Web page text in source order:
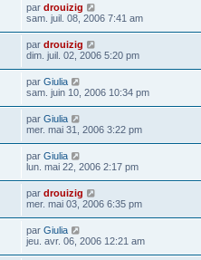
par drouizig
sam. juil. 08, 2006 7:41 am
par drouizig
dim. juil. 02, 2006 5:20 pm
par Giulia
sam. juin 10, 2006 10:34 pm
par Giulia
mer. mai 31, 2006 3:22 pm
par Giulia
lun. mai 22, 2006 2:17 pm
par drouizig
mer. mai 03, 2006 6:35 pm
par Giulia
jeu. avr. 06, 2006 12:21 am